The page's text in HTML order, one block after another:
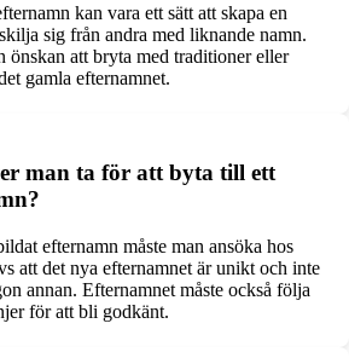
kan vara ett sätt att skapa en
sig från andra med liknande namn.
önskan att bryta med traditioner eller
gamla efternamnet.
man ta för att byta till ett
efternamn måste man ansöka hos
att det nya efternamnet är unikt och inte
annan. Efternamnet måste också följa
för att bli godkänt.